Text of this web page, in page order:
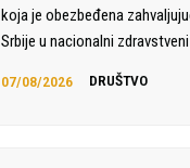
koja je obezbeđena
Srbije u nacionalni
07/08/2026 DRUŠTVO